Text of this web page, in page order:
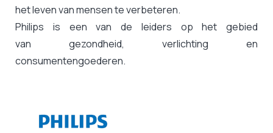
het leven van mensen te verbeteren.
Philips is een van de leiders op het gebied
van gezondheid, verlichting en
consumentengoederen.